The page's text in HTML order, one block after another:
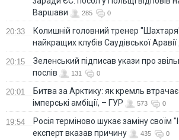
Варшави
285 0
20:33
Колишній головний тренер
найкращих клубів Саудівської Аравії
20:15
Зеленський підписав укази про
послів
131 0
20:01
Битва за Арктику: як кремль втрачає
імперські амбіції, – ГУР
573 0
19:54
Росія терміново шукає заміну своїм
експерт вказав причину
435 0